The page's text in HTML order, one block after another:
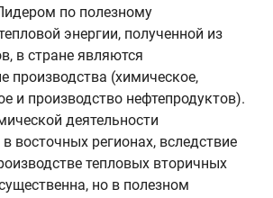
по полезному
энергии, полученной из
в стране являются
производства (химическое,
и производство нефтепродуктов).
деятельности
восточных регионах, вследствие
тепловых вторичных
но в полезном